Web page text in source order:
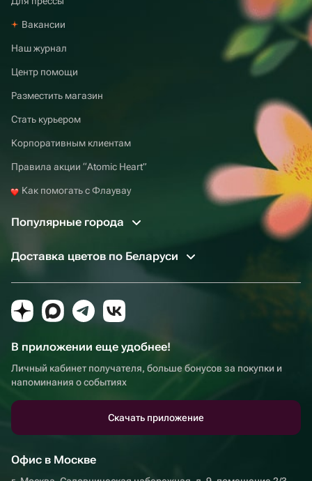
Вакансии
Наш журнал
Центр помощи
Разместить магазин
Стать курьером
Корпоративным клиентам
Правила акции “Atomic Heart”
Как помогать с Флаувау
Популярные города
Доставка цветов по Беларуси
В приложении еще удобнее!
Личный кабинет получателя, больше бонусов за покупки и
напоминания о событиях
Скачать приложение
Офис в Москве